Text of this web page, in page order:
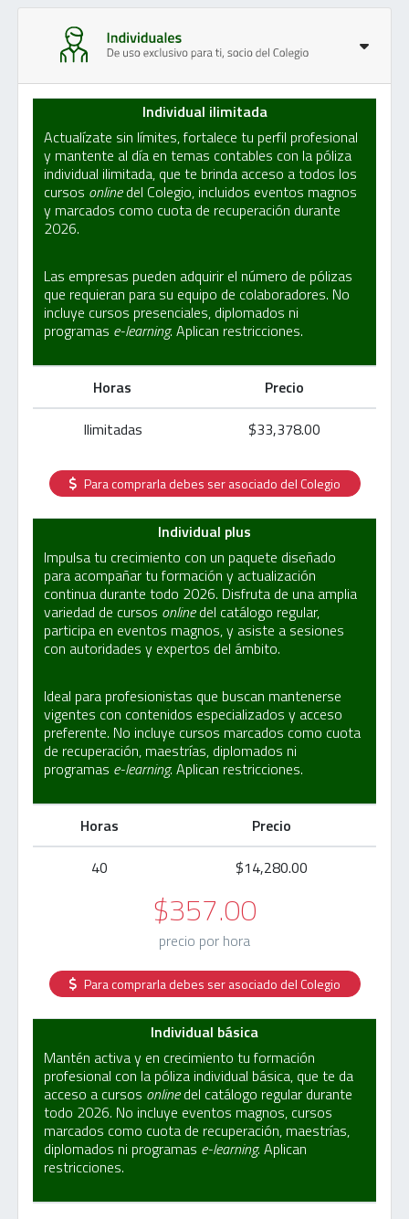
Individual ilimitada
Actualízate sin límites, fortalece tu perfil profesional
y mantente al día en temas contables con la póliza
individual ilimitada, que te brinda acceso a todos los
cursos onlinedel Colegio, incluidos eventos magnos
y marcados como cuota de recuperación durante
2026.
Las empresas pueden adquirir el número de pólizas
que requieran para su equipo de colaboradores. No
incluye cursos presenciales, diplomados ni
programas e-learning. Aplican restricciones.
Horas
Precio
Ilimitadas
$33,378.00
Para comprarla debes ser asociado del Colegio
Individual plus
Impulsa tu crecimiento con un paquete diseñado
para acompañar tu formación y actualización
continua durante todo 2026. Disfruta de una amplia
variedad de cursos onlinedel catálogo regular,
participa en eventos magnos, y asiste a sesiones
con autoridades y expertos del ámbito.
Ideal para profesionistas que buscan mantenerse
vigentes con contenidos especializados y acceso
preferente. No incluye cursos marcados como cuota
de recuperación, maestrías, diplomados ni
programas e-learning. Aplican restricciones.
Horas
Precio
40
$14,280.00
$357.00
precio por hora
Para comprarla debes ser asociado del Colegio
Individual básica
Mantén activa y en crecimiento tu formación
profesional con la póliza individual básica, que te da
acceso a cursos onlinedel catálogo regular durante
todo 2026. No incluye eventos magnos, cursos
marcados como cuota de recuperación, maestrías,
diplomados ni programas e-learning. Aplican
restricciones.